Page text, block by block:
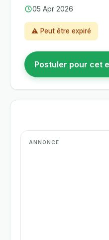
05 Apr 2026
⚠ Peut être expiré
Postuler pour cet